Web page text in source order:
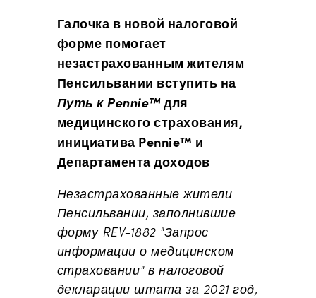
Галочка в новой налоговой
форме помогает
незастрахованным жителям
Пенсильвании вступить на
Путь к Pennie™для
медицинского страхования,
инициатива Pennie™ и
Департамента доходов
Незастрахованные жители
Пенсильвании, заполнившие
форму REV-1882 "Запрос
информации о медицинском
страховании" в налоговой
декларации штата за 2021 год,